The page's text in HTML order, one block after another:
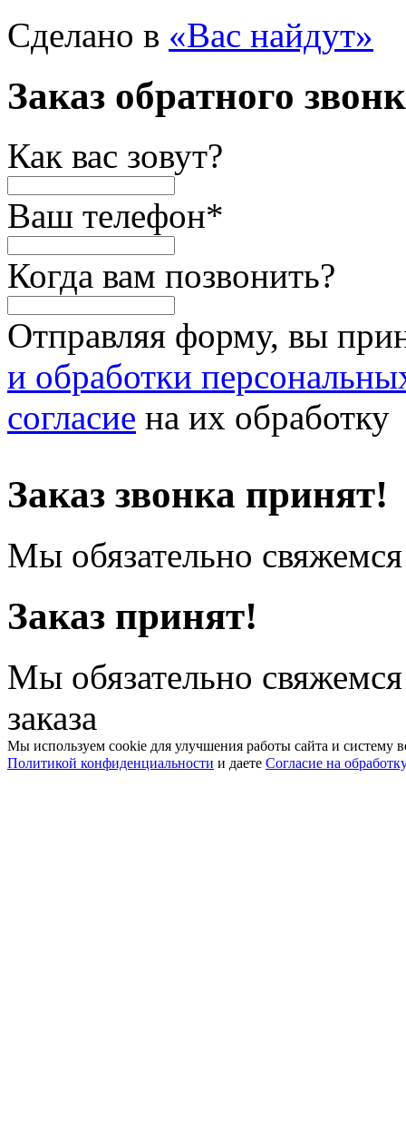
Сделано в «Вас найдут»
Заказ обратного
Как вас зовут?
Ваш телефон*
Когда вам позвонить?
Отправляя форму, вы
и обработки
согласие на их обработку
Заказ звонка принят!
Мы обязательно
Заказ принят!
Мы обязательно
заказа
Мы используем cookie для улучшения работы сайта и систему
Политикой конфиденциальности и даете Согласие на